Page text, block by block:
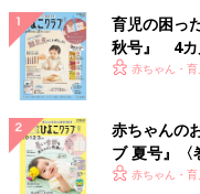
いしい もともと夫は東
日、「関西でカレー屋を
強をしたい」と相談を
拠点を移すことにしたの
たまたま引っ越し先で
が多くて、その様子を
だな。いいな･･･」と、
育児の困っ
秋号』 4カ
いっぱい！
赤ちゃん・
赤ちゃんの
ブ 夏号』〈
く！ おっぱ
赤ちゃん・